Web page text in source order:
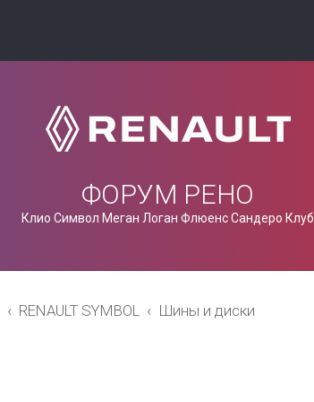
ФОРУМ РЕНО
Клио Символ Меган Логан Флюенс Сандеро Клуб
RENAULT SYMBOL Шины и диски